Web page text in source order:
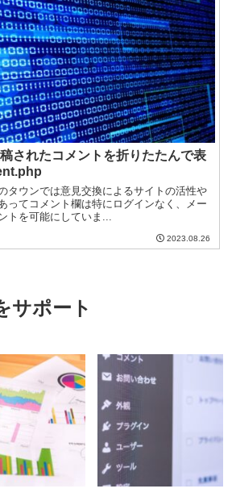
されたコメントを折りたたんで表
タウンでは意見交換によるサイトの活性や
ってコメント欄は特にログインなく、メー
トを可能にしていま...
2023.08.26
サポート